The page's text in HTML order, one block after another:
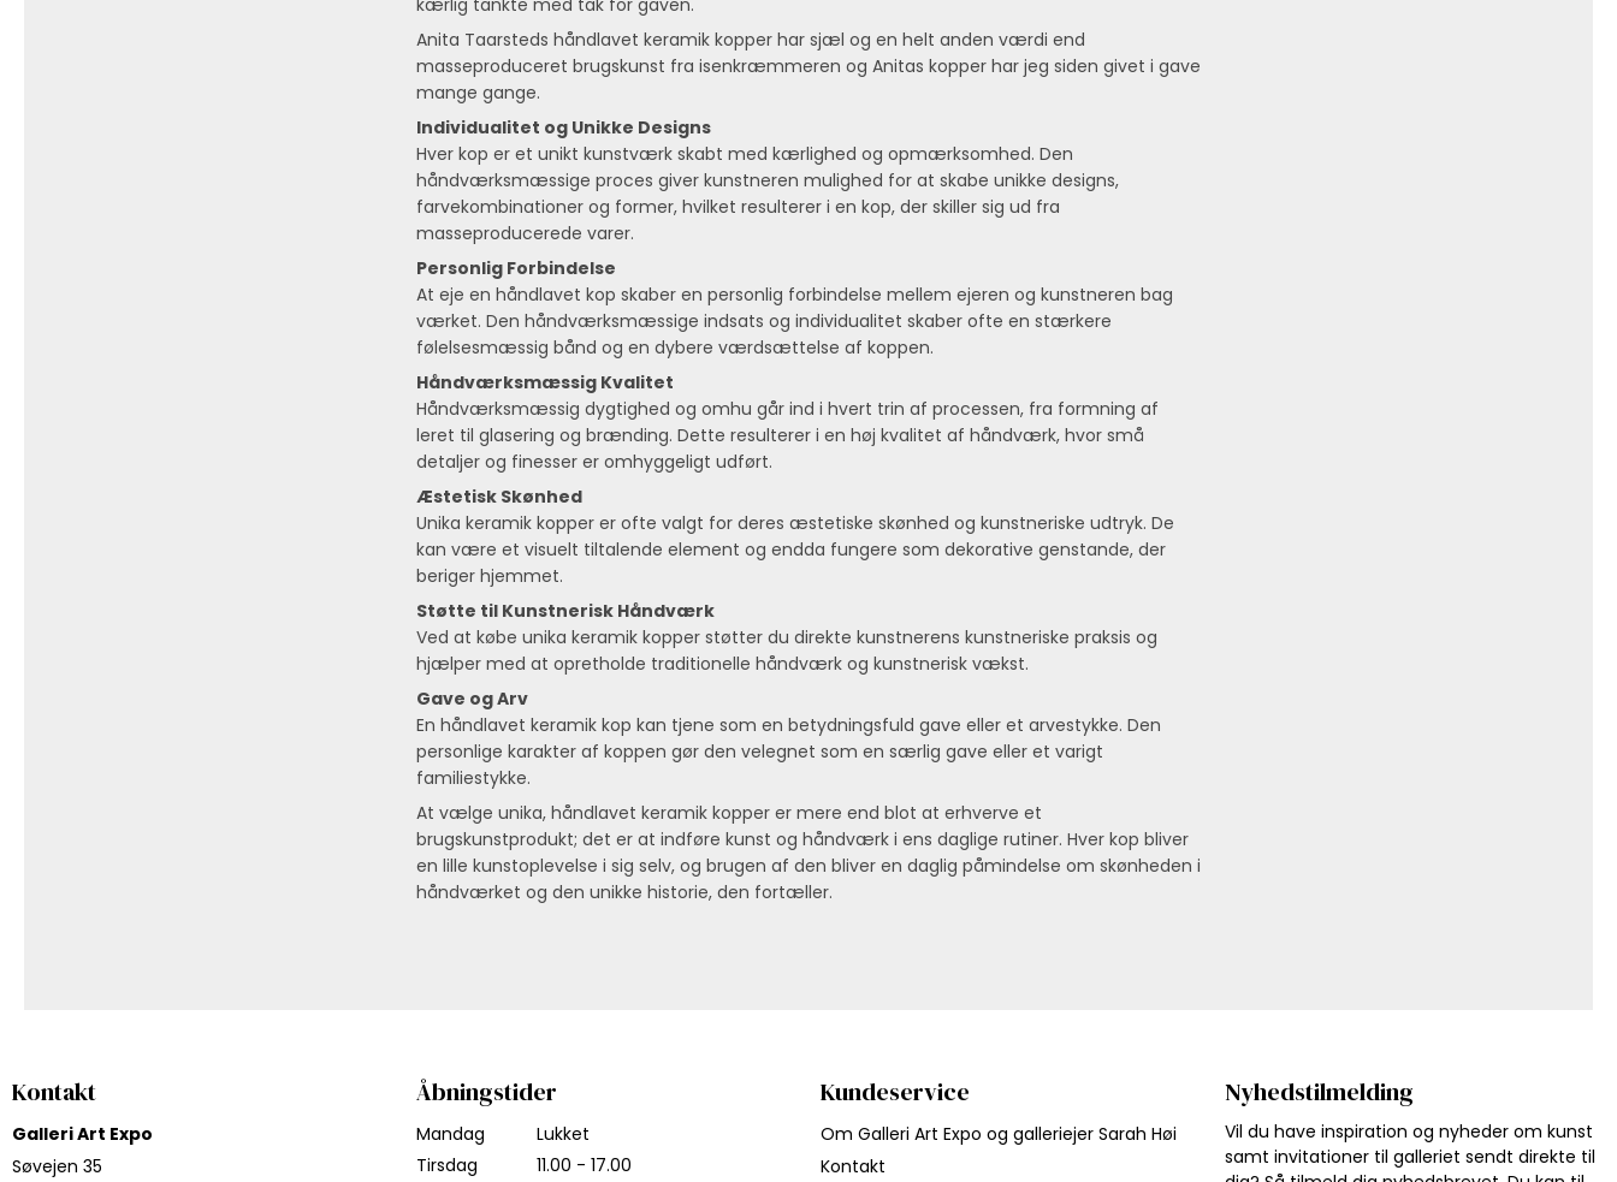
Anita Taarsteds håndlavet keramik kopper har sjæl og en helt anden værdi end
masseproduceret brugskunst fra isenkræmmeren og Anitas kopper har jeg siden givet i gave
mange gange.
Individualitet og Unikke Designs
Hver kop er et unikt kunstværk skabt med kærlighed og opmærksomhed. Den
håndværksmæssige proces giver kunstneren mulighed for at skabe unikke designs,
farvekombinationer og former, hvilket resulterer i en kop, der skiller sig ud fra
masseproducerede varer.
Personlig Forbindelse
At eje en håndlavet kop skaber en personlig forbindelse mellem ejeren og kunstneren bag
værket. Den håndværksmæssige indsats og individualitet skaber ofte en stærkere
følelsesmæssig bånd og en dybere værdsættelse af koppen.
Håndværksmæssig Kvalitet
Håndværksmæssig dygtighed og omhu går ind i hvert trin af processen, fra formning af
leret til glasering og brænding. Dette resulterer i en høj kvalitet af håndværk, hvor små
detaljer og finesser er omhyggeligt udført.
Æstetisk Skønhed
Unika keramik kopper er ofte valgt for deres æstetiske skønhed og kunstneriske udtryk. De
kan være et visuelt tiltalende element og endda fungere som dekorative genstande, der
beriger hjemmet.
Støtte til Kunstnerisk Håndværk
Ved at købe unika keramik kopper støtter du direkte kunstnerens kunstneriske praksis og
hjælper med at opretholde traditionelle håndværk og kunstnerisk vækst.
Gave og Arv
En håndlavet keramik kop kan tjene som en betydningsfuld gave eller et arvestykke. Den
personlige karakter af koppen gør den velegnet som en særlig gave eller et varigt
familiestykke.
At vælge unika, håndlavet keramik kopper er mere end blot at erhverve et
brugskunstprodukt; det er at indføre kunst og håndværk i ens daglige rutiner. Hver kop bliver
en lille kunstoplevelse i sig selv, og brugen af den bliver en daglig påmindelse om skønheden i
håndværket og den unikke historie, den fortæller.
Kontakt
Galleri Art Expo
Søvejen 35
Åbningstider
Mandag
Lukket
Tirsdag
11.00 - 17.00
Kundeservice
Om Galleri Art Expo og galleriejer Sarah Høi
Kontakt
Nyhedstilmelding
Vil du have inspiration og nyheder om kunst
samt invitationer til galleriet sendt direkte til